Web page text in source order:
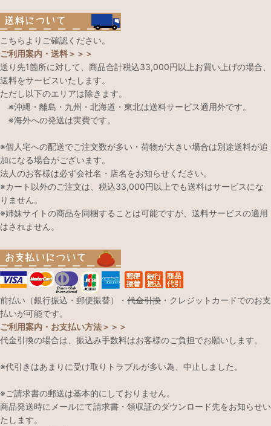
こちらよりご確認ください。
ご利用案内・送料＞＞＞
送り先1箇所に対して、商品合計税込33,000円以上お買い上げの場合、
送料をサービスいたします。
ただし以下のエリアは除きます。
※沖縄・離島・九州・北海道・東北は送料サービス適用外です。
※海外への発送は実費です。
※個人宅への配送でご注文数が多い・荷物が大きい場合は別途送料が追
加になる場合がございます。
法人のお客様は必ず会社名・店名をお知らせください。
※カート以外のご注文は、税込33,000円以上でも送料はサービスにな
りません。
※姉妹サイトの商品を同梱することは可能ですが、送料サービスの適用
はされません。
前払い（銀行振込・郵便振替）・ 代金引換 ・クレジットカードでのお支
払いが可能です。
ご利用案内・お支払い方法＞＞＞
代金引換の場合は、振込み手数料はお客様のご負担でお願いします。
※代引きはあまりに受け取りトラブルが多い為、中止しました。
※ご請求書の郵送は基本的にしておりません。
商品発送時にメールにて請求書・領収証のダウンロード先をお知らせい
たします。